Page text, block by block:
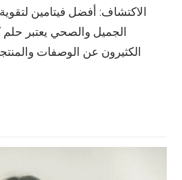
الاكتشاف: أفضل فيتامين
الجميل والصحي يعتبر
الكثيرون عن الوصفات